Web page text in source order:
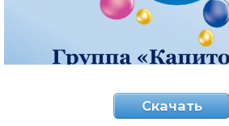
Скачать